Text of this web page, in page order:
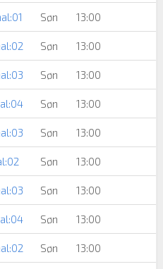
Søn 13:00
Søn 13:00
Søn 13:00
Søn 13:00
Søn 13:00
Søn 13:00
Søn 13:00
Søn 13:00
Søn 13:00